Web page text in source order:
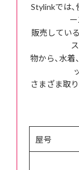
Stylinkでは
販売してい
物から、水
さまざま取
屋号